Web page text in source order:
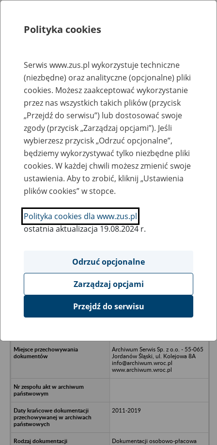
Rejestry, ewidencje i archiwa
Baza zlikwidowanych lub
przekształconych zakładów pracy
Nazwa zakładu pracy:
SZUKAJ
Ukryj wszystkie pozycje bazy
GG Bearing Components Spółka z
Archiwum Serwis Sp. z o.o. - 55-065
Jordanów Śląski, ul. Kolejowa 8A
info@archiwum.wroc.pl
www.archiwum.wroc.pl
2011-2019
Dokumentacji osobowo-płacowa
Polityka cookies
Serwis www.zus.pl wykorzystuje techniczne
(niezbędne) oraz analityczne (opcjonalne) pliki
cookies. Możesz zaakceptować wykorzystanie
przez nas wszystkich takich plików (przycisk
„Przejdź do serwisu”) lub dostosować swoje
zgody (przycisk „Zarządzaj opcjami”). Jeśli
wybierzesz przycisk „Odrzuć opcjonalne”,
będziemy wykorzystywać tylko niezbędne pliki
cookies. W każdej chwili możesz zmienić swoje
ustawienia. Aby to zrobić, kliknij „Ustawienia
plików cookies” w stopce.
Polityka cookies dla www.zus.pl
ostatnia aktualizacja 19.08.2024 r.
Odrzuć opcjonalne
Zarządzaj opcjami
Przejdź do serwisu